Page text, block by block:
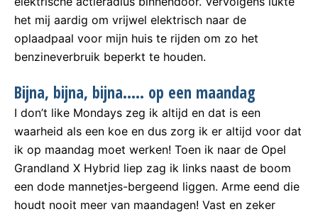
het mij aardig om vrijwel elektrisch naar de
oplaadpaal voor mijn huis te rijden om zo het
benzineverbruik beperkt te houden.
Bijna, bijna, bijna….. op een maandag
I don’t like Mondays zeg ik altijd en dat is een
waarheid als een koe en dus zorg ik er altijd voor dat
ik op maandag moet werken! Toen ik naar de Opel
Grandland X Hybrid liep zag ik links naast de boom
een dode mannetjes-bergeend liggen. Arme eend die
houdt nooit meer van maandagen! Vast en zeker